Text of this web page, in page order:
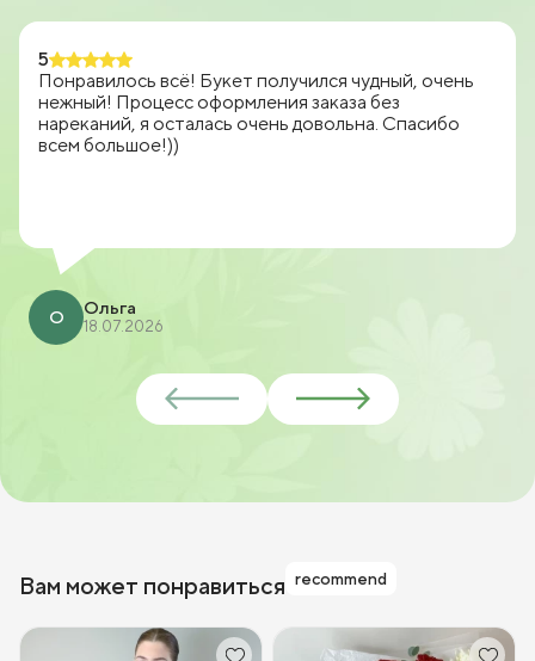
5
Понравилось всё! Букет получился чудный, очень
нежный! Процесс оформления заказа без
нареканий, я осталась очень довольна. Спасибо
всем большое!))
О Ольга
18.07.2026
Вам может понравиться recommend